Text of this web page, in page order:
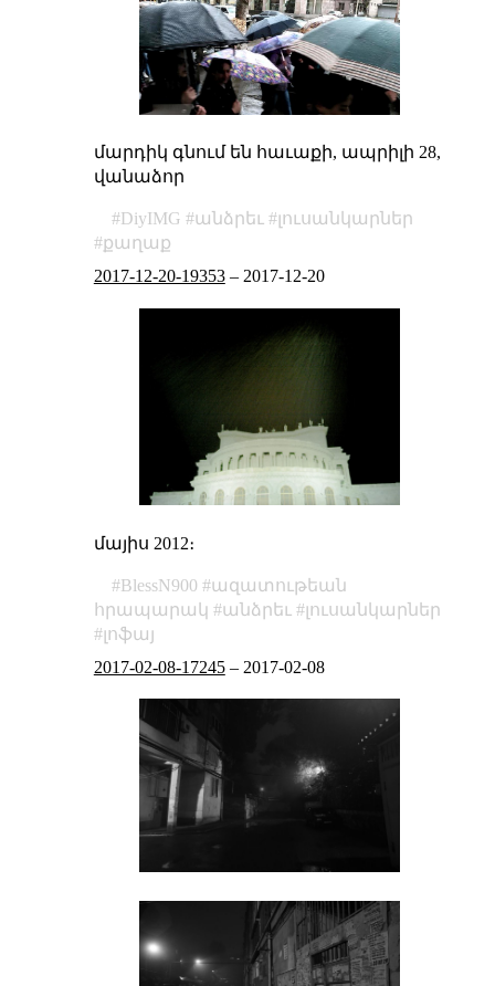
մարդիկ գնում են հաւաքի, ապրիլի 28,
վանաձոր
DiyIMG անձրեւ
լուսանկարներ
քաղաք
2017-12-20-19353– 2017-12-20
մայիս 2012։
BlessN900
ազատութեան
հրապարակ
անձրեւ
լուսանկարներ
լոֆայ
2017-02-08-17245– 2017-02-08